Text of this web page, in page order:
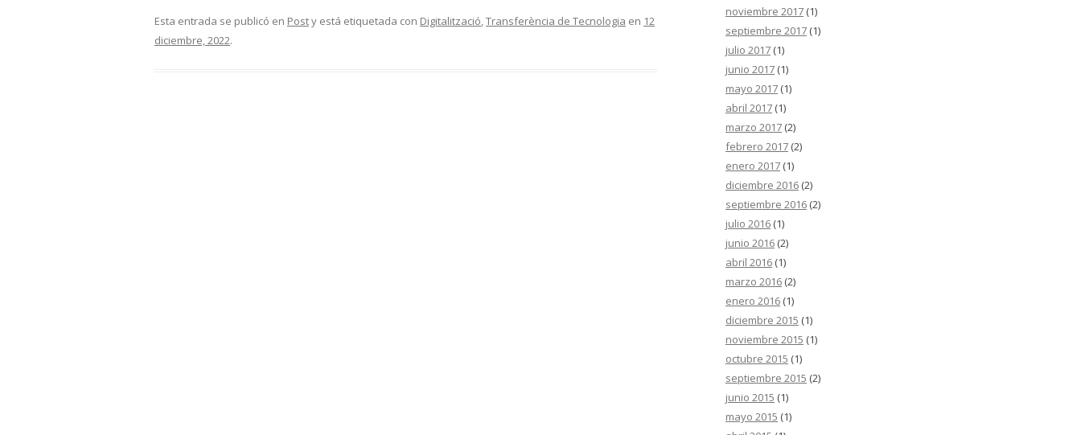
Esta entrada se publicó en Posty está etiquetada con Digitalització,Transferència de Tecnologia en 12
diciembre, 2022.
noviembre 2017 (1)
septiembre 2017 (1)
julio 2017 (1)
junio 2017 (1)
mayo 2017 (1)
abril 2017 (1)
marzo 2017 (2)
febrero 2017 (2)
enero 2017 (1)
diciembre 2016 (2)
septiembre 2016 (2)
julio 2016 (1)
junio 2016 (2)
abril 2016 (1)
marzo 2016 (2)
enero 2016 (1)
diciembre 2015 (1)
noviembre 2015 (1)
octubre 2015 (1)
septiembre 2015 (2)
junio 2015 (1)
mayo 2015 (1)